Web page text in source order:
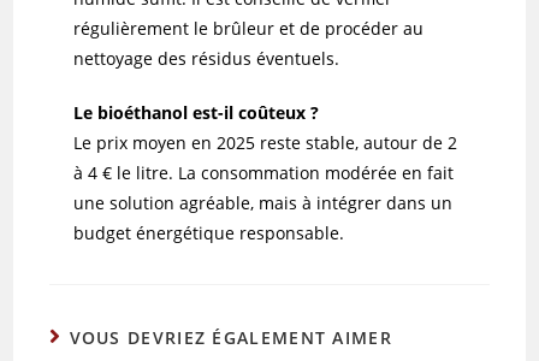
régulièrement le brûleur et de procéder au
nettoyage des résidus éventuels.
Le bioéthanol est-il coûteux ?
Le prix moyen en 2025 reste stable, autour de 2
à 4 € le litre. La consommation modérée en fait
une solution agréable, mais à intégrer dans un
budget énergétique responsable.
VOUS DEVRIEZ ÉGALEMENT AIMER